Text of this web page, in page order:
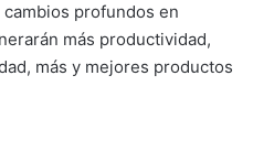
profundos en
más productividad,
más y mejores productos